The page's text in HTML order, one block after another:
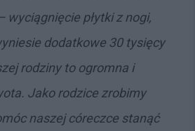
wyciągnięcie płytki z nogi,
dodatkowe 30 tysięcy
rodziny to ogromna i
Jako rodzice zrobimy
naszej córeczce stanąć